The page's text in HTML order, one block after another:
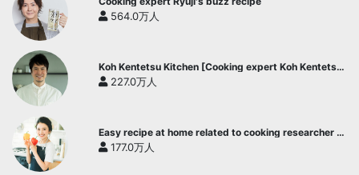
564.0万人
Koh Kentetsu Kitchen [Cooking expert Koh Kentetsu
official channel]
227.0万人
Easy recipe at home related to cooking researcher /
Yukari's Kitchen
177.0万人